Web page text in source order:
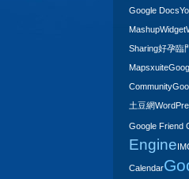
Google Docs
MashupWidget
Sharing好孕臨
Mapsxuite
Community
土豆網
Google Friend
EngineIM
Calendar